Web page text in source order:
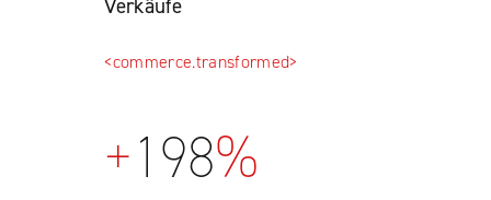
Verkäufe
<commerce.transformed>
+198%